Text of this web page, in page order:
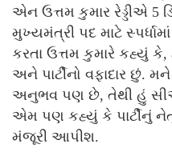
એન ઉત્તમ કુમાર રેડ્ડીએ
મુખ્યમંત્રી પદ માટે
કરતા ઉત્તમ કુમારે કહ્યું
અને પાર્ટીનો વફાદાર છું.
અનુભવ પણ છે, તેથી હું
એમ પણ કહ્યું કે પાર્ટીનું
મંજૂરી આપીશ.